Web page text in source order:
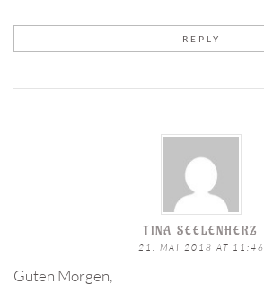
REPLY
TINA SEELENHERZ
21. MAI 2018 AT 11:46
Guten Morgen,